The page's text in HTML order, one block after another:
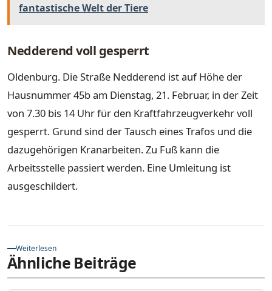
fantastische Welt der Tiere
Nedderend voll gesperrt
Oldenburg. Die Straße Nedderend ist auf Höhe der
Hausnummer 45b am Dienstag, 21. Februar, in der Zeit
von 7.30 bis 14 Uhr für den Kraftfahrzeugverkehr voll
gesperrt. Grund sind der Tausch eines Trafos und die
dazugehörigen Kranarbeiten. Zu Fuß kann die
Arbeitsstelle passiert werden. Eine Umleitung ist
ausgeschildert.
Weiterlesen
Ähnliche Beiträge